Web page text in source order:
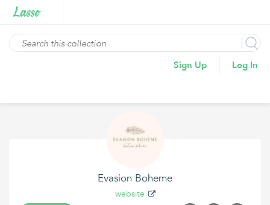
Sign Up Log In
Evasion Boheme
website